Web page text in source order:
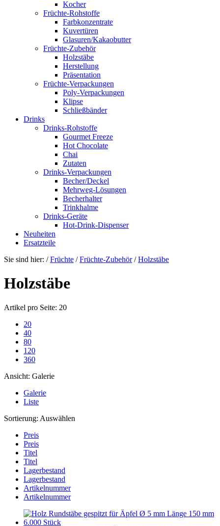
Kocher
Früchte-Rohstoffe
Farbkonzentrate
Kuvertüren
Glasuren/Kakaobutter
Früchte-Zubehör
Holzstäbe
Herstellung
Präsentation
Früchte-Verpackungen
Poly-Verpackungen
Klipse
Schließbänder
Drinks
Drinks-Rohstoffe
Gourmet Freeze
Hot Chocolate
Chai
Zutaten
Drinks-Verpackungen
Becher/Deckel
Mehrweg-Lösungen
Becherhalter
Trinkhalme
Drinks-Geräte
Hot-Drink-Dispenser
Neuheiten
Ersatzteile
Sie sind hier: /Früchte /Früchte-Zubehör/Holzstäbe
Holzstäbe
Artikel pro Seite: 20
20
40
80
120
360
Ansicht: Galerie
Galerie
Liste
Sortierung: Auswählen
Preis
Preis
Titel
Titel
Lagerbestand
Lagerbestand
Artikelnummer
Artikelnummer